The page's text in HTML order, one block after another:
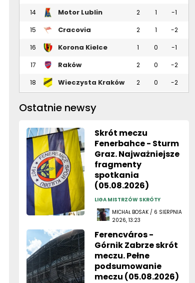
14 Motor Lublin 2 1 -1
15 Cracovia 2 1 -2
16 Korona Kielce 1 0 -1
17
Raków
2 0 -2
18 Wieczysta Kraków 2 0 -2
Ostatnie newsy
Skrót meczu
Fenerbahce - Sturm
Graz. Najważniejsze
fragmenty
spotkania
(05.08.2026)
LIGA MISTRZÓW SKRÓTY
MICHAŁ BOSAK / 6 SIERPNIA
2026, 13:23
Ferencváros -
Górnik Zabrze skrót
meczu. Pełne
podsumowanie
meczu (05.08.2026)